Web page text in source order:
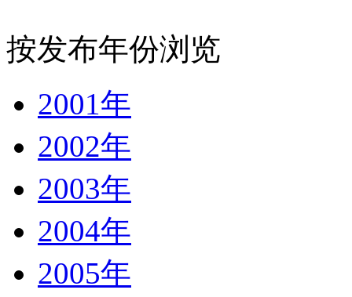
按发布年份浏览
2001年
2002年
2003年
2004年
2005年